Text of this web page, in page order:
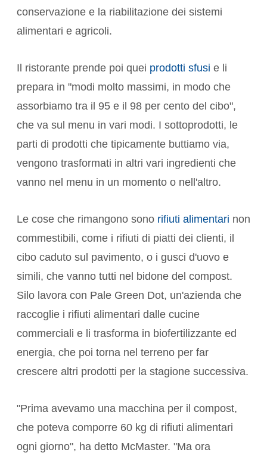
conservazione e la riabilitazione dei sistemi
alimentari e agricoli.
Il ristorante prende poi quei prodotti sfusi e li
prepara in "modi molto massimi, in modo che
assorbiamo tra il 95 e il 98 per cento del cibo",
che va sul menu in vari modi. I sottoprodotti, le
parti di prodotti che tipicamente buttiamo via,
vengono trasformati in altri vari ingredienti che
vanno nel menu in un momento o nell'altro.
Le cose che rimangono sono rifiuti alimentari non
commestibili, come i rifiuti di piatti dei clienti, il
cibo caduto sul pavimento, o i gusci d'uovo e
simili, che vanno tutti nel bidone del compost.
Silo lavora con Pale Green Dot, un'azienda che
raccoglie i rifiuti alimentari dalle cucine
commerciali e li trasforma in biofertilizzante ed
energia, che poi torna nel terreno per far
crescere altri prodotti per la stagione successiva.
"Prima avevamo una macchina per il compost,
che poteva comporre 60 kg di rifiuti alimentari
ogni giorno", ha detto McMaster. "Ma ora